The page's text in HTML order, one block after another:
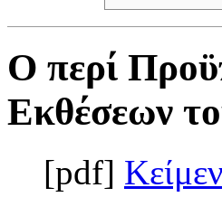
Ο περί
Εκθέσεων
[pdf]